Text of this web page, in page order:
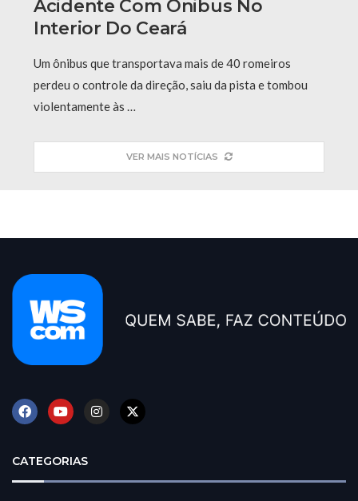
Acidente Com Ônibus No
Interior Do Ceará
Um ônibus que transportava mais de 40 romeiros
perdeu o controle da direção, saiu da pista e tombou
violentamente às …
VER MAIS NOTÍCIAS
CATEGORIAS